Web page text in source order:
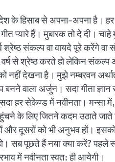
हिसाब से अपना-अपना है।
प्यारे हैं। मुबारक तो दे दी।
संकल्प वा वायदे पूरे करेंगे
से श्रेष्ठ करते हो लेकिन
देखना है। मुझे नम्बरवन
बनने वाला अर्जुन। सदा गीता
हर सेकेण्ड में नवीनता। मन्सा
के लिए जितने कदम उठाते
दूसरों को भी अनुभव हों।
सब पूछते हैं नया क्या करें?
में नवीनता स्वत: ही आयेगी।